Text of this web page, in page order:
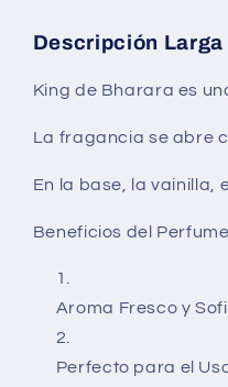
Descripción
King de Bharara es
La fragancia se abre
En la base, la vainilla,
Beneficios del
Aroma Fresco y
Perfecto para el